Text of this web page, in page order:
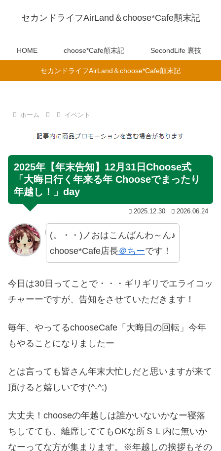
セカンドライフAirLand＆choose*Cafe顛末記
HOME choose*Cafe顛末記 SecondLife 裏技
セカンドライフAirLand＆choose*Cafe顛末記
ホーム イベント
2025年【年末告知】12月31日Choose式
「大晦日行く年来る年 Chooseでまったり
年越し！」day
2025.12.30 2026.06.24
(。・・)ノおはこんばんわ～ん♪
choose*Cafe店長＠ちーです！
今日は30日ってことで・・・ギリギリでエライコッ
チャーーですが、告知をさせていただきます！
毎年、やってるchooseCafe「大晦日の回転」今年
もやることになりましたー
とは言っても皆さん年末大忙しだと思いますが来て
頂けると嬉しいです(^-^;)
大丈夫！chooseの年越しは誰かいないかなー寝落
ちしてても、離席しててもOKな所ＳＬ内に無いか
なーってな方が集まります。※年越しの挨拶もその